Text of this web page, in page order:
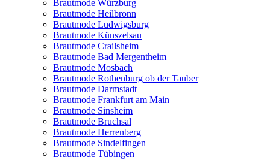
Brautmode Würzburg
Brautmode Heilbronn
Brautmode Ludwigsburg
Brautmode Künszelsau
Brautmode Crailsheim
Brautmode Bad Mergentheim
Brautmode Mosbach
Brautmode Rothenburg ob der Tauber
Brautmode Darmstadt
Brautmode Frankfurt am Main
Brautmode Sinsheim
Brautmode Bruchsal
Brautmode Herrenberg
Brautmode Sindelfingen
Brautmode Tübingen